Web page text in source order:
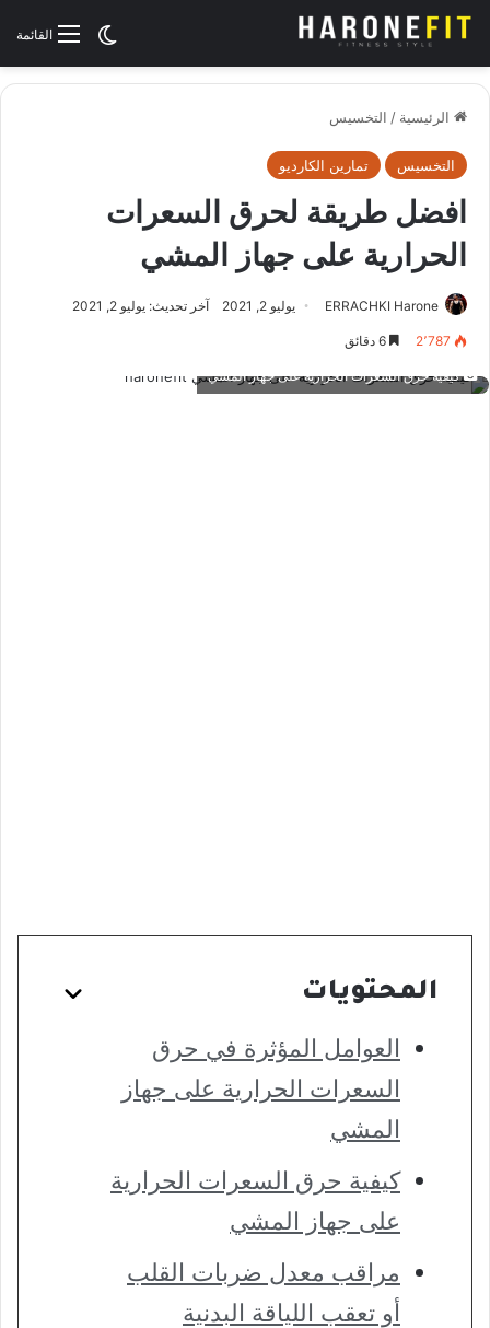
القائمةالوضع
الرئيسية / التخسيس
التخسيس تمارين الكارديو
افضل طريقة لحرق السعرات
الحرارية على جهاز المشي
ERRACHKI Harone يوليو 2, 2021 آخر تحديث: يوليو 2, 2021
2٬787
كيفية حرق السعرات الحرارية على جهاز المشي
المحتويات
العوامل المؤثرة في حرق
السعرات الحرارية على جهاز
المشي
كيفية حرق السعرات الحرارية
على جهاز المشي
مراقب معدل ضربات القلب
أو تعقب اللياقة البدنية